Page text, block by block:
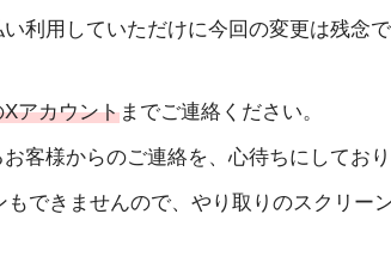
利用していただけに今回の変更は残念
アカウントまでご連絡ください。
客様からのご連絡を、心待ちにしており
できませんので、やり取りのスクリー